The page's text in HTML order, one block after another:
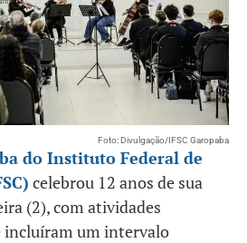
Foto: Divulgação/IFSC Garopaba
do Instituto Federal de
celebrou 12 anos de sua
(2), com atividades
incluíram um intervalo